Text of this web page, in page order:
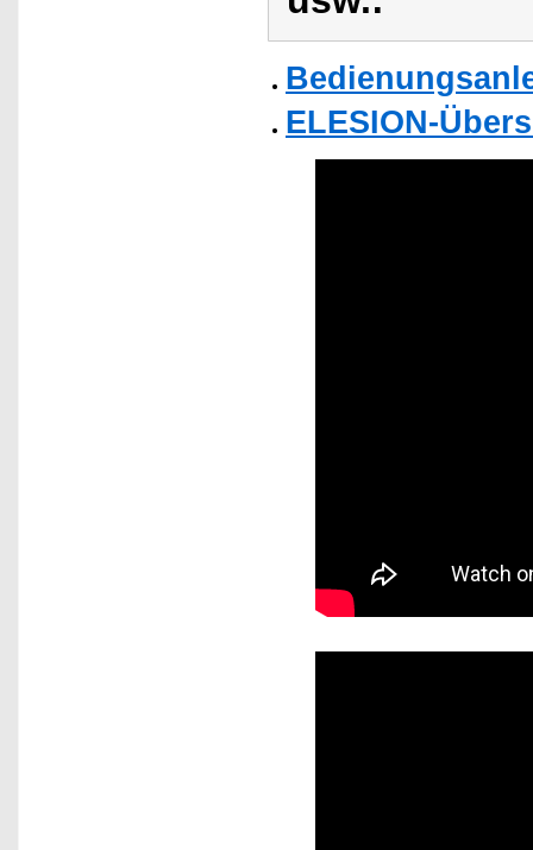
ELESION-